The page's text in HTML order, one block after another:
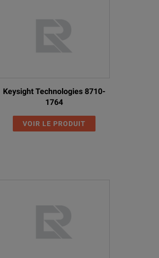
Keysight Technologies 8710-
1764
VOIR LE PRODUIT